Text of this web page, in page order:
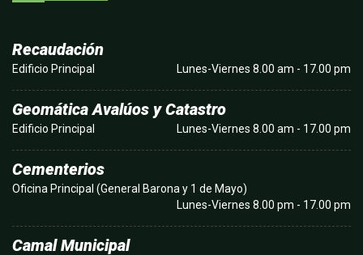
Recaudación
Edificio Principal Lunes-Viernes 8.00 am - 17.00 pm
Geomática Avalúos y Catastro
Edificio Principal Lunes-Viernes 8.00 am - 17.00 pm
Cementerios
Oficina Principal (General Barona y 1 de Mayo)
Lunes-Viernes 8.00 pm - 17.00 pm
Camal Municipal